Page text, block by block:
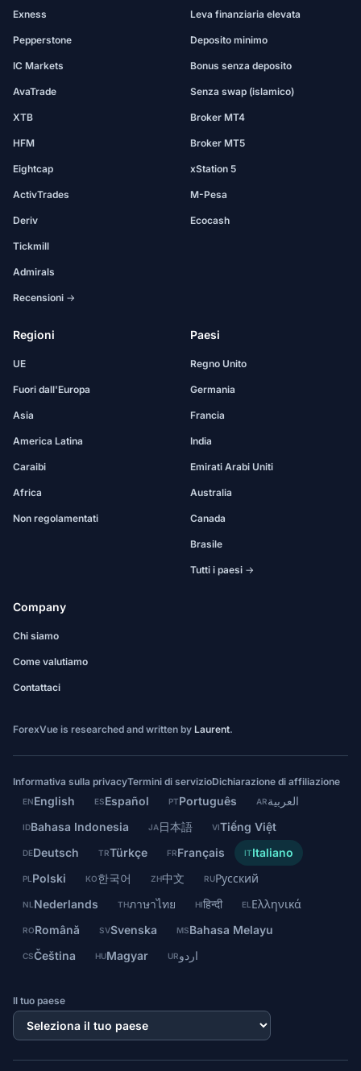
Exness
Pepperstone
IC Markets
AvaTrade
XTB
HFM
Eightcap
ActivTrades
Deriv
Tickmill
Admirals
Recensioni →
Leva finanziaria elevata
Deposito minimo
Bonus senza deposito
Senza swap (islamico)
Broker MT4
Broker MT5
xStation 5
M-Pesa
Ecocash
Regioni
UE
Fuori dall'Europa
Asia
America Latina
Caraibi
Africa
Non regolamentati
Paesi
Regno Unito
Germania
Francia
India
Emirati Arabi Uniti
Australia
Canada
Brasile
Tutti i paesi →
Company
Chi siamo
Come valutiamo
Contattaci
ForexVue is researched and written by Laurent.
Informativa sulla privacyTermini di servizioDichiarazione di affiliazione
ENEnglish ESEspañol PTPortuguês ARالعربية
IDBahasa Indonesia JA日本語 VITiếng Việt
DEDeutsch TRTürkçe FRFrançais ITItaliano
PL Polski KO한국어 ZH中文 RUРусский
NL Nederlands THภาษาไทย HIहिन्दी EL Ελληνικά
RORomână SVSvenska MSBahasa Melayu
CSČeština HUMagyar URاردو
Il tuo paese